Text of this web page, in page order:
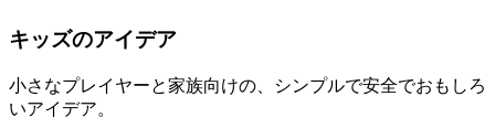
キッズのアイデア
小さなプレイヤーと家族向けの、シンプルで安全でおもしろ
いアイデア。